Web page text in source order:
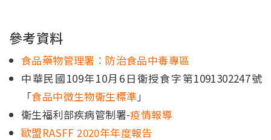
參考資料
食品藥物管理署：防治食品中毒專區
中華民國109年10月6日衛授食字第1091302247號
「食品中微生物衛生標準」
衛生福利部疾病管制署-疫情報導
歐盟RASFF 2020年年度報告